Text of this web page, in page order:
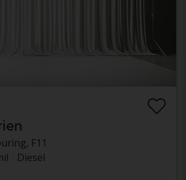
F11
Diesel